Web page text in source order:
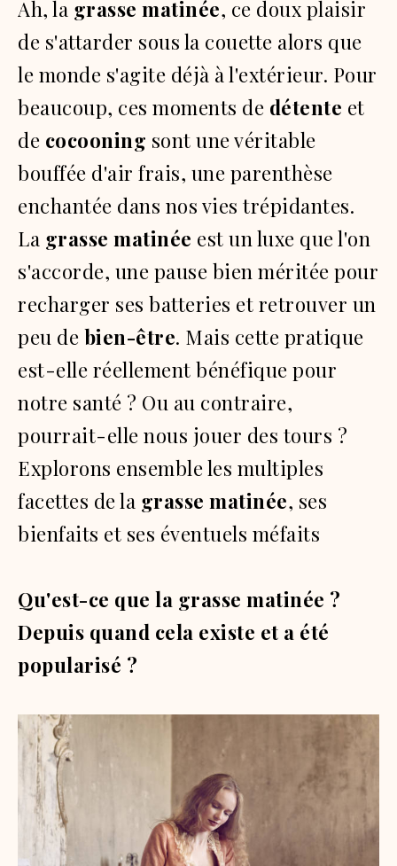
Ah, la grasse matinée, ce doux plaisir
de s'attarder sous la couette alors que
le monde s'agite déjà à l'extérieur. Pour
beaucoup, ces moments de détente et
de cocooning sont une véritable
bouffée d'air frais, une parenthèse
enchantée dans nos vies trépidantes.
La grasse matinée est un luxe que l'on
s'accorde, une pause bien méritée pour
recharger ses batteries et retrouver un
peu de bien-être. Mais cette pratique
est-elle réellement bénéfique pour
notre santé ? Ou au contraire,
pourrait-elle nous jouer des tours ?
Explorons ensemble les multiples
facettes de la grasse matinée, ses
bienfaits et ses éventuels méfaits
Qu'est-ce que la grasse matinée ?
Depuis quand cela existe et a été
popularisé ?